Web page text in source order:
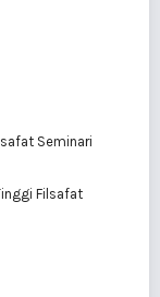
Seminari
Filsafat